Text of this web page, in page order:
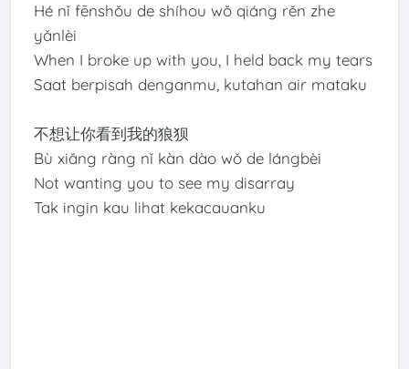
Hé nǐ fēnshǒu de shíhou wǒ qiáng rěn zhe
yǎnlèi
When I broke up with you, I held back my tears
Saat berpisah denganmu, kutahan air mataku
不想让你看到我的狼狈
Bù xiǎng ràng nǐ kàn dào wǒ de lángbèi
Not wanting you to see my disarray
Tak ingin kau lihat kekacauanku